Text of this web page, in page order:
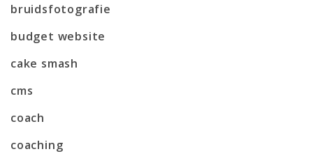
bruidsfotografie
budget website
cake smash
cms
coach
coaching